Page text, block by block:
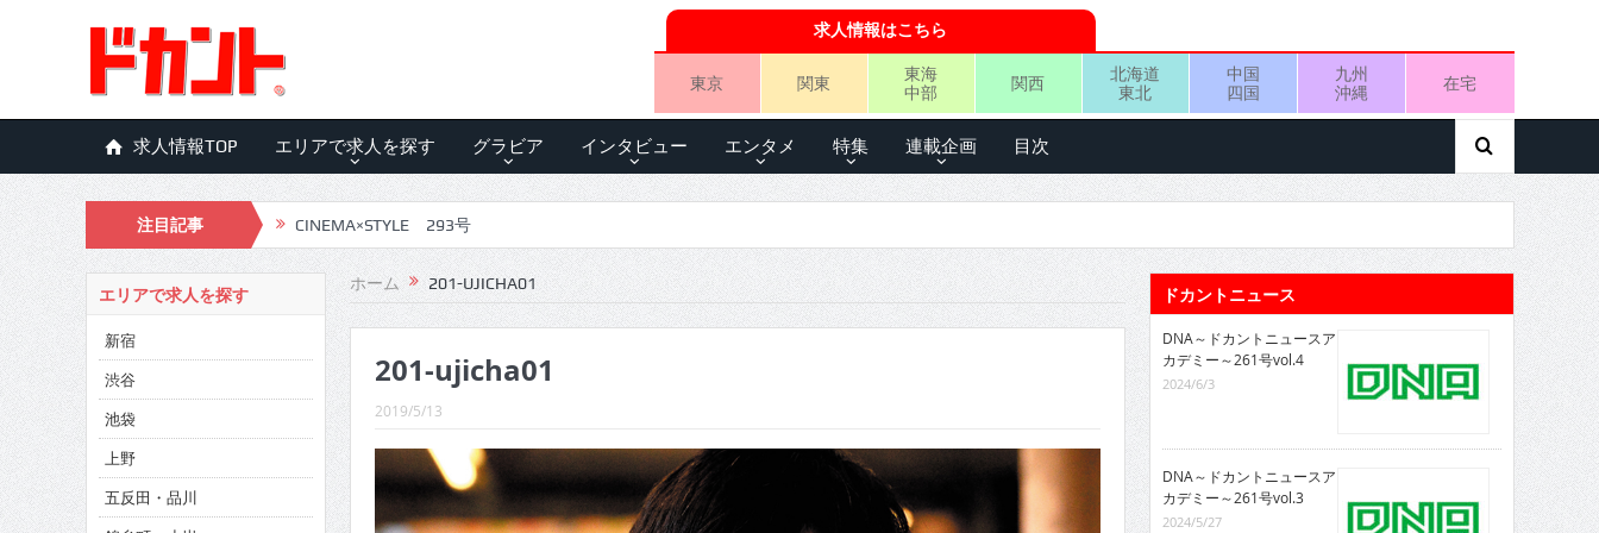
求人情報はこちら
東京 関東
東海
中部
関西
北海道
東北
中国
四国
九州
沖縄
在宅
求人情報TOP エリアで求人を探す グラビア インタビュー エンタメ 特集 連載企画 目次
注目記事 CINEMA×STYLE 293号
CINEMA×STYLE 292号
CINEMA×STYLE 291号
CINEMA×STYLE 290号
CINEMA×STYLE 289号
CINEMA×STYLE 288号
CINEMA×STYLE 287号
ホーム 201-UJICHA01
201-ujicha01
2019/5/13
エリアで求人を探す
新宿
渋谷
池袋
上野
五反田・品川
ドカントニュース
DNA～ドカントニュースア
カデミー～261号vol.4
2024/6/3
DNA～ドカントニュースア
カデミー～261号vol.3
2024/5/27